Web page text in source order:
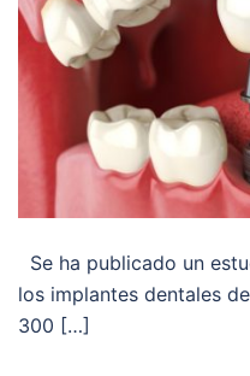
Se ha publicado un
los implantes dentales
300 […]